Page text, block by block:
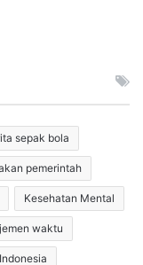
sepak bola
pemerintah
Kesehatan Mental
waktu